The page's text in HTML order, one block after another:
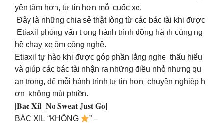
yên tâm hơn, tự tin hơn mỗi cuốc xe.
Đây là những chia sẻ thật lòng từ các bác tài khi được
Etiaxil phỏng vấn trong hành trình đồng hành cùng ng
hề chạy xe ôm công nghệ.
Etiaxil tự hào khi được góp phần lắng nghe thấu hiểu
và giúp các bác tài nhận ra những điều nhỏ nhưng qu
an trọng, để mỗi hành trình tự tin hơn chuyên nghiệp h
ơn không mùi phiền.
[𝐁𝐚𝐜 𝐗𝐢𝐥_𝐍𝐨 𝐒𝐰𝐞𝐚𝐭 𝐉𝐮𝐬𝐭 𝐆𝐨]
BÁC XIL “KHÔNG
” –